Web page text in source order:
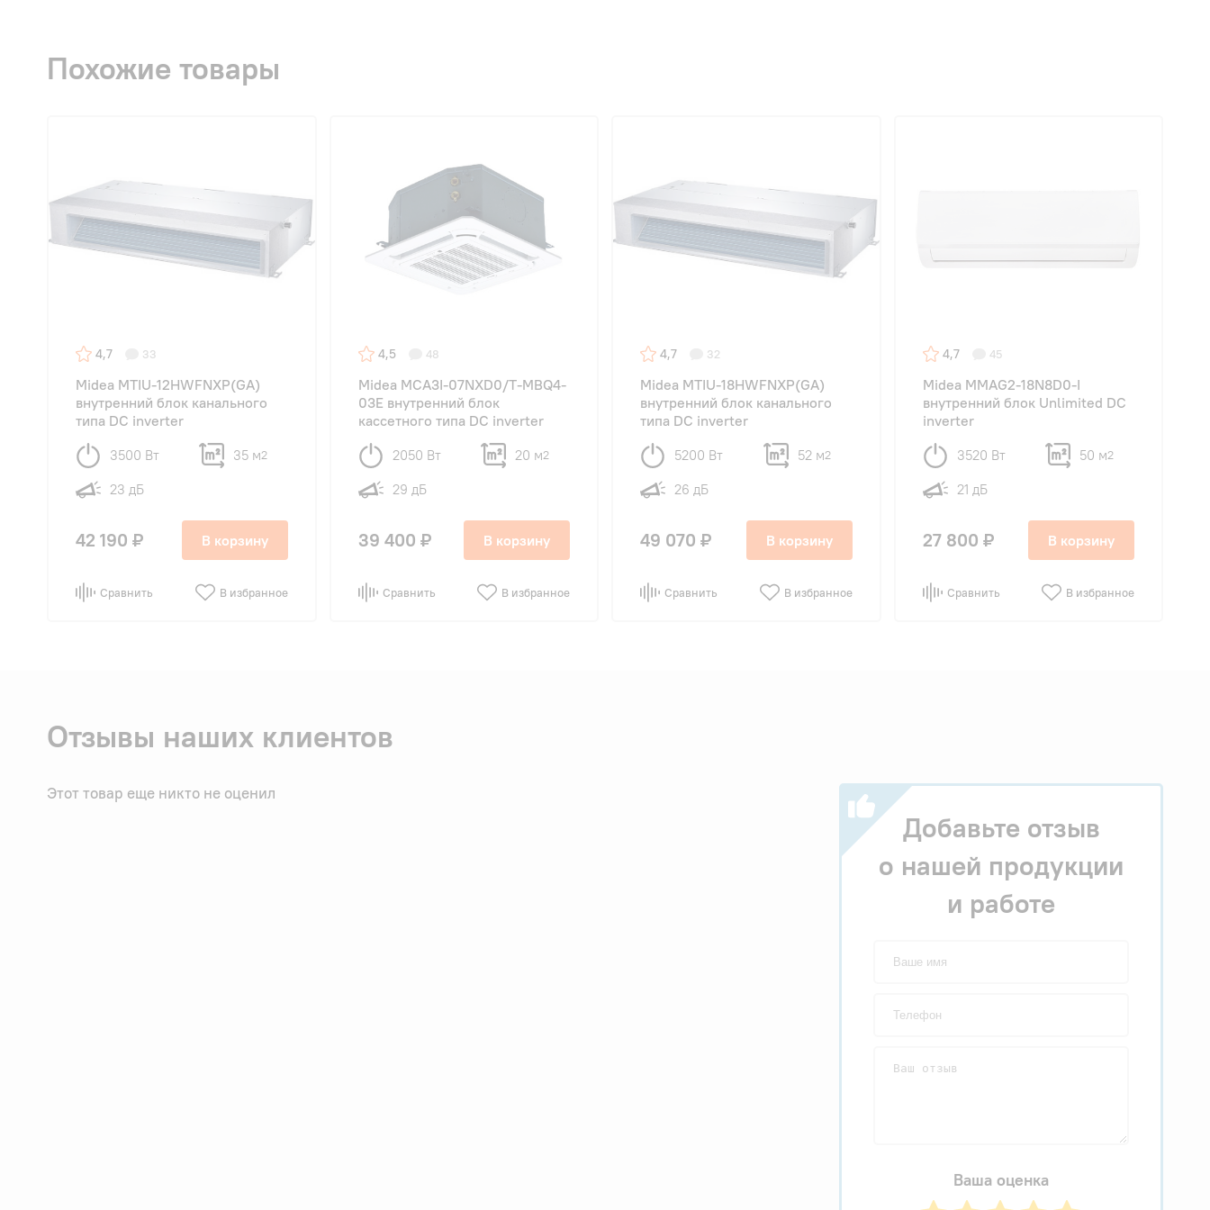
Похожие товары
4,7 33
Midea MTIU-12HWFNXP(GA)
внутренний блок канального
типа DC inverter
3500 Вт 35 м2
23 дБ
42 190 ₽ В корзину
Сравнить В избранное
4,5 48
Midea MCA3I-07NXD0/T-MBQ4-
03E внутренний блок
кассетного типа DC inverter
2050 Вт 20 м2
29 дБ
39 400 ₽ В корзину
Сравнить В избранное
4,7 32
Midea MTIU-18HWFNXP(GA)
внутренний блок канального
типа DC inverter
5200 Вт 52 м2
26 дБ
49 070 ₽ В корзину
Сравнить В избранное
4,7 45
Midea MMAG2-18N8D0-I
внутренний блок Unlimited DC
inverter
3520 Вт 50 м2
21 дБ
27 800 ₽ В корзину
Сравнить В избранное
Отзывы наших клиентов
Этот товар еще никто не оценил
Добавьте отзыв
о нашей продукции
и работе
Ваша оценка